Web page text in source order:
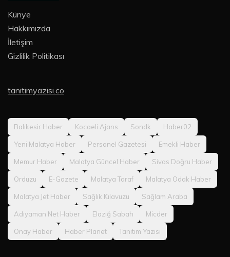
Künye
Hakkımızda
İletişim
Gizlilik Politikası
tanitimyazisi.co
Balıkesir Haber Kocaeli Ajans Sondk Haber02
Yeni Malatya Haber Personel Gazetesi Emekli Haber
Memur Haber Malatya Güncel Haber Sivas Doğru Haber
Orduzu E-Gazete Malatya Taraf Malatya Odak Haber
Malatya Jet Haber Sağlık Kılavuzu Sağlam Araba
Adıyaman Net Haber Elazığ Sabah Micder
Onay Haber Haber Planet Tanıtım Yazısı